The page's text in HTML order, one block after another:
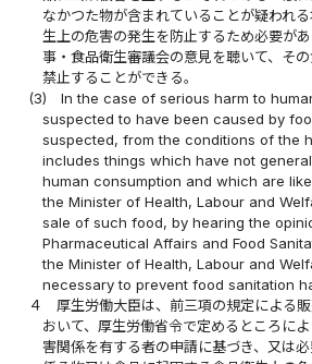
なかつた物が含まれていることが疑われ
生上の危害の発生を防止するため必要が
事・食品衛生審議会の意見を聴いて、そ
禁止することができる。
(3)
In the case of serious harm to
suspected to have been caused by
suspected, from the conditions of the
includes things which have not
human consumption and which are
the Minister of Health, Labour and
sale of such food, by hearing the
Pharmaceutical Affairs and Food
the Minister of Health, Labour and
necessary to prevent food sanitation
４
厚生労働大臣は、前三項の規定による
おいて、厚生労働省令で定めるところに
害関係を有する者の申請に基づき、又は